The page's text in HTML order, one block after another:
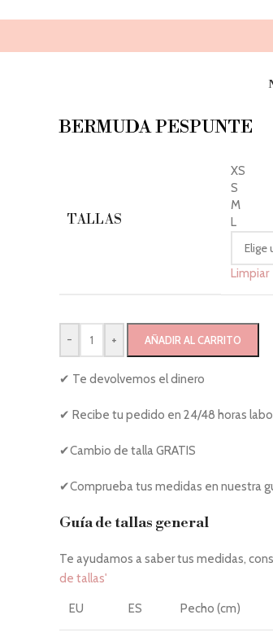
BERMUDA PESPUNTE
TALLAS
XS
S
M
L
Limpiar
- + AÑADIR AL CARRITO
✔ Te devolvemos el dinero
✔ Recibe tu pedido en 24/48 horas
✔Cambio de talla GRATIS
✔Comprueba tus medidas en nuestra
Guía de tallas general
Te ayudamos a saber tus medidas,
de tallas'
EU ES Pecho (cm)